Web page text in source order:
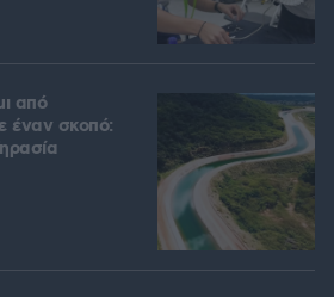
από
έναν σκοπό: